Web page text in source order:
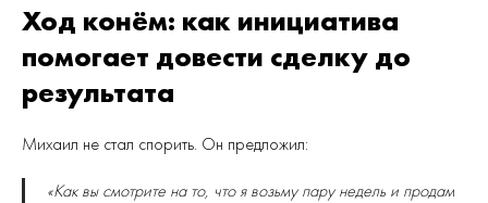
Ход конём: как инициатива
помогает довести сделку до
результата
Михаил не стал спорить. Он предложил:
«Как вы смотрите на то, что я возьму пару недель и продам